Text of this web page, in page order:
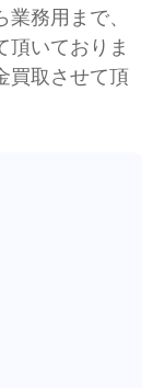
務用まで、
頂いておりま
買取させて頂